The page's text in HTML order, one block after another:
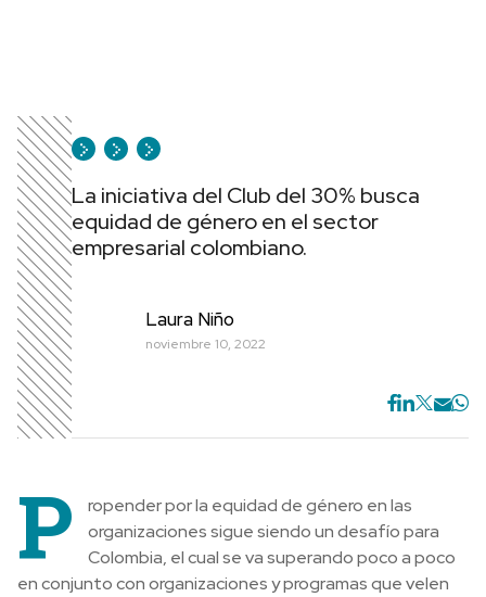
La iniciativa del Club del 30% busca
equidad de género en el sector
empresarial colombiano.
Laura Niño
noviembre 10, 2022
P
ropender por la equidad de género en las
organizaciones sigue siendo un desafío para
Colombia, el cual se va superando poco a poco
en conjunto con organizaciones y programas que velen